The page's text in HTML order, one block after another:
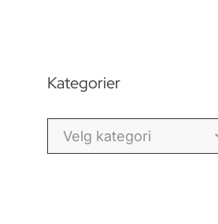
Kategorier
Kategorier